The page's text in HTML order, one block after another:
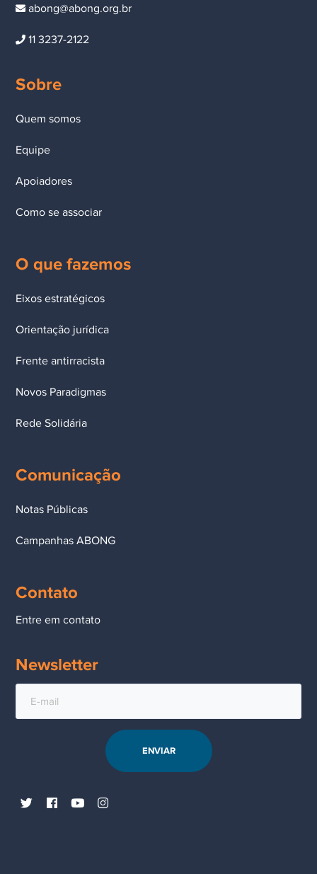
abong@abong.org.br
11 3237-2122
Sobre
Quem somos
Equipe
Apoiadores
Como se associar
O que fazemos
Eixos estratégicos
Orientação jurídica
Frente antirracista
Novos Paradigmas
Rede Solidária
Comunicação
Notas Públicas
Campanhas ABONG
Contato
Entre em contato
Newsletter